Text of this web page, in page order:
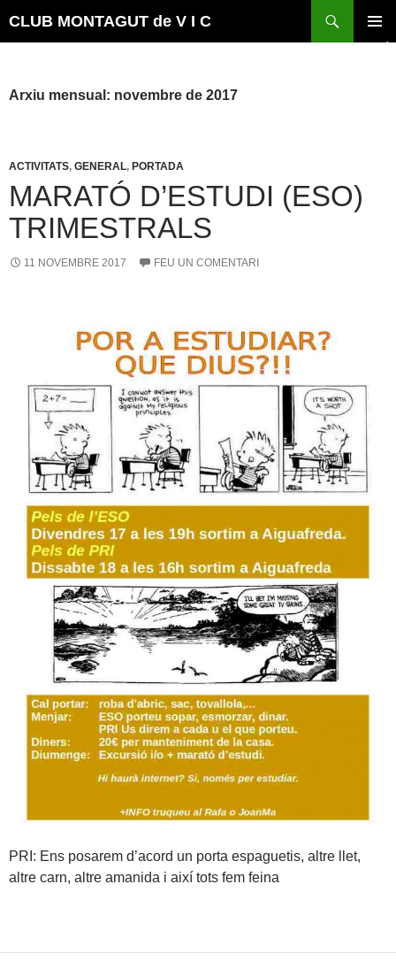
CLUB MONTAGUT de V I C
Arxiu mensual: novembre de 2017
ACTIVITATS, GENERAL, PORTADA
MARATÓ D’ESTUDI (ESO)
TRIMESTRALS
11 NOVEMBRE 2017 FEU UN COMENTARI
PRI: Ens posarem d’acord un porta espaguetis, altre llet,
altre carn, altre amanida i així tots fem feina